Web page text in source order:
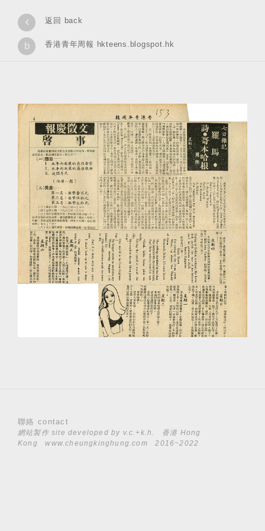
‹ 返回 back
b 香港青年周報 hkteens.blogspot.hk
聯絡 contact
網站製作 site developed by v.c.+k.h.
香港 Hong
Kongwww.cheungkinghung.com 2016~2022